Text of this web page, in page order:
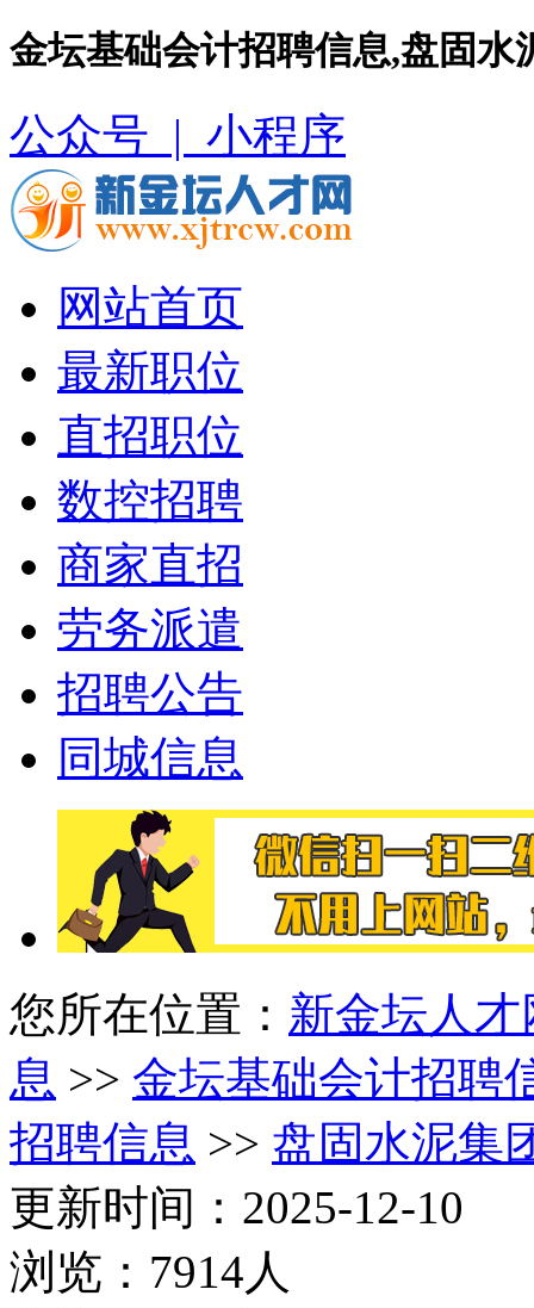
金坛基础会计招聘信息,盘固
公众号 | 小程序
网站首页
最新职位
直招职位
数控招聘
商家直招
劳务派遣
招聘公告
同城信息
您所在位置： 新金坛人才
息 >> 金坛基础会计招聘
招聘信息 >> 盘固水泥集
更新时间：2025-12-10
浏览：7914人